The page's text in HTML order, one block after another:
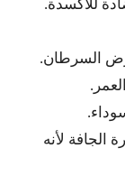
السرطان.
الجافة لأنه